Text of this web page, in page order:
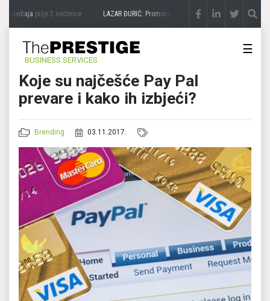
zavičajaprije 2 sedmice LAZAR ĐURIĆ: Promocija potencijal pretvara u destinaciju
BUSINESS SERVICES
☰
Koje su najčešće Pay Pal
prevare i kako ih izbjeći?
Brending 03.11.2017.